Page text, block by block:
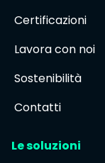
Certificazioni
Lavora con noi
Sostenibilità
Contatti
Le soluzioni